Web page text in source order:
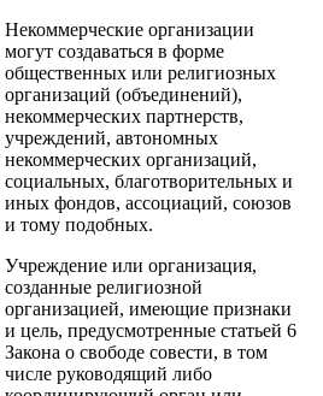
Некоммерческие организации
могут создаваться в форме
общественных или религиозных
организаций (объединений),
некоммерческих партнерств,
учреждений, автономных
некоммерческих организаций,
социальных, благотворительных и
иных фондов, ассоциаций, союзов
и тому подобных.
Учреждение или организация,
созданные религиозной
организацией, имеющие признаки
и цель, предусмотренные статьей 6
Закона о свободе совести, в том
числе руководящий либо